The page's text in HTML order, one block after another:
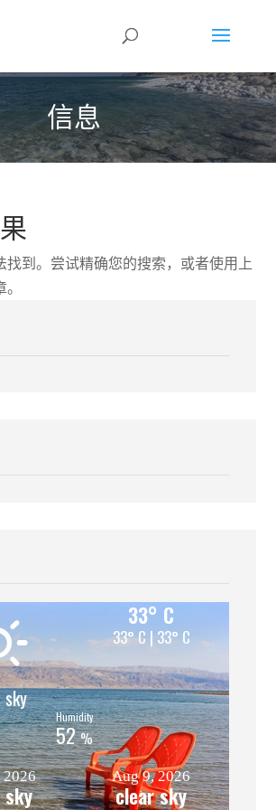
信息
找到。尝试精确您的搜索，或者使用上
33° C
33° C | 33° C
52%
2026 Aug 9, 2026
clear sky